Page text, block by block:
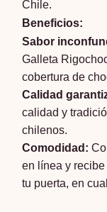
Chile.
Beneficios:
Sabor
Galleta
cobertura de
Calidad
calidad y
chilenos.
Comodidad:
en línea y
tu puerta, en